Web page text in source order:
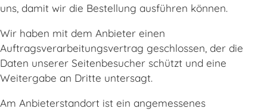
uns, damit wir die Bestellung ausführen können.
Wir haben mit dem Anbieter einen
Auftragsverarbeitungsvertrag geschlossen, der die
Daten unserer Seitenbesucher schützt und eine
Weitergabe an Dritte untersagt.
Am Anbieterstandort ist ein angemessenes